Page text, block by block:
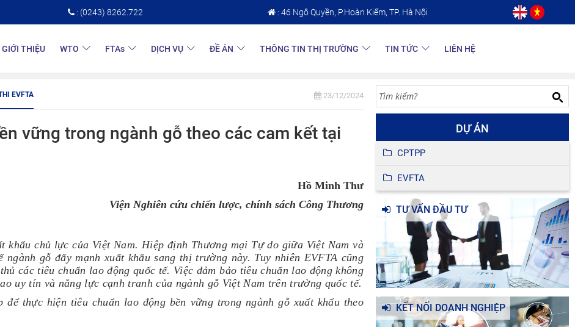
: (0243) 8262.722 : 46 Ngô Quyền, P.Hoàn Kiếm, TP. Hà Nội
GIỚI THIỆU WTO FTAs DỊCH VỤ ĐỀ ÁN THÔNG TIN THỊ TRƯỜNG TIN TỨC LIÊN HỆ
EVFTA 23/12/2024
vững trong ngành gỗ theo các cam kết tại
Hồ Minh Thư
Viện Nghiên cứu chiến lược, chính sách Công Thương
khẩu chủ lực của Việt Nam. Hiệp định Thương mại Tự do giữa Việt Nam và
gỗ đẩy mạnh xuất khẩu sang thị trường này. Tuy nhiên EVFTA cũng
các tiêu chuẩn lao động quốc tế. Việc đảm bảo tiêu chuẩn lao động không
uy tín và năng lực cạnh tranh của ngành gỗ Việt Nam trên trường quốc tế.
thực hiện tiêu chuẩn lao động bền vững trong ngành gỗ xuất khẩu theo
DỰ ÁN
CPTPP
EVFTA
TƯ VẤN ĐẦU TƯ
KẾT NỐI DOANH NGHIỆP